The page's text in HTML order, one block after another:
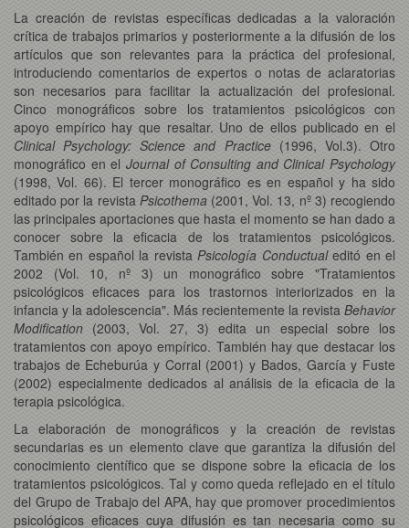
La creación de revistas específicas dedicadas a la valoración
crítica de trabajos primarios y posteriormente a la difusión de los
artículos que son relevantes para la práctica del profesional,
introduciendo comentarios de expertos o notas de aclaratorias
son necesarios para facilitar la actualización del profesional.
Cinco monográficos sobre los tratamientos psicológicos con
apoyo empírico hay que resaltar. Uno de ellos publicado en el
Clinical Psychology: Science and Practice(1996, Vol.3). Otro
monográfico en el Journal of Consulting and Clinical Psychology
(1998, Vol. 66). El tercer monográfico es en español y ha sido
editado por la revista Psicothema (2001, Vol. 13, nº 3) recogiendo
las principales aportaciones que hasta el momento se han dado a
conocer sobre la eficacia de los tratamientos psicológicos.
También en español la revistaPsicología Conductualeditó en el
2002 (Vol. 10, nº 3) un monográfico sobre "Tratamientos
psicológicos eficaces para los trastornos interiorizados en la
infancia y la adolescencia". Más recientemente la revista Behavior
Modification (2003, Vol. 27, 3) edita un especial sobre los
tratamientos con apoyo empírico. También hay que destacar los
trabajos de Echeburúa y Corral (2001) y Bados, García y Fuste
(2002) especialmente dedicados al análisis de la eficacia de la
terapia psicológica.
La elaboración de monográficos y la creación de revistas
secundarias es un elemento clave que garantiza la difusión del
conocimiento científico que se dispone sobre la eficacia de los
tratamientos psicológicos. Tal y como queda reflejado en el título
del Grupo de Trabajo del APA, hay que promover procedimientos
psicológicos eficaces cuya difusión es tan necesaria como su